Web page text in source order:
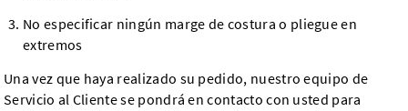
No especificar ningún marge de costura o pliegue en
extremos
Una vez que haya realizado su pedido, nuestro equipo de
Servicio al Cliente se pondrá en contacto con usted para